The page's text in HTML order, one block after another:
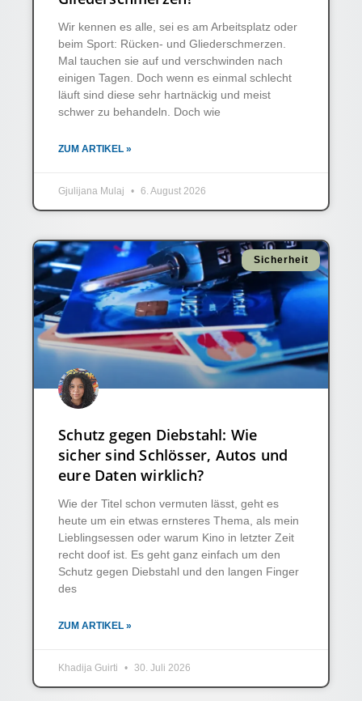
Wir kennen es alle, sei es am Arbeitsplatz oder
beim Sport: Rücken- und Gliederschmerzen.
Mal tauchen sie auf und verschwinden nach
einigen Tagen. Doch wenn es einmal schlecht
läuft sind diese sehr hartnäckig und meist
schwer zu behandeln. Doch wie
ZUM ARTIKEL »
Gjulijana Mulaj 6. August 2026
Sicherheit
Schutz gegen Diebstahl: Wie
sicher sind Schlösser, Autos und
eure Daten wirklich?
Wie der Titel schon vermuten lässt, geht es
heute um ein etwas ernsteres Thema, als mein
Lieblingsessen oder warum Kino in letzter Zeit
recht doof ist. Es geht ganz einfach um den
Schutz gegen Diebstahl und den langen Finger
des
ZUM ARTIKEL »
Khadija Guirti 30. Juli 2026